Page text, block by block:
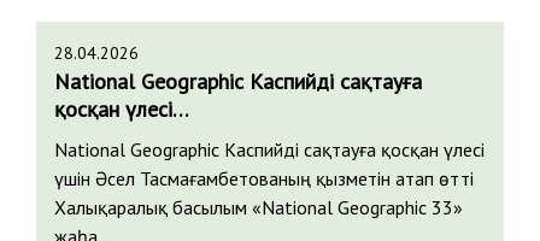
28.04.2026
National Geographic Каспийді сақтауға
қосқан үлесі…
National Geographic Каспийді сақтауға қосқан үлесі
үшін Әсел Тасмағамбетованың қызметін атап өтті
Халықаралық басылым «National Geographic 33»
жаһа…